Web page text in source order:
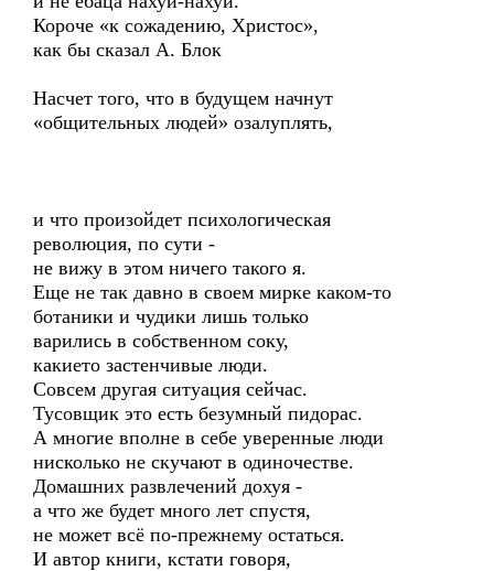
Короче «к сожадению, Христос»,
как бы сказал А. Блок
Насчет того, что в будущем начнут
«общительных людей» озалуплять,
и что произойдет психологическая
революция, по сути -
не вижу в этом ничего такого я.
Еще не так давно в своем мирке каком-то
ботаники и чудики лишь только
варились в собственном соку,
какието застенчивые люди.
Совсем другая ситуация сейчас.
Тусовщик это есть безумный пидорас.
А многие вполне в себе уверенные люди
нисколько не скучают в одиночестве.
Домашних развлечений дохуя -
а что же будет много лет спустя,
не может всё по-прежнему остаться.
И автор книги, кстати говоря,